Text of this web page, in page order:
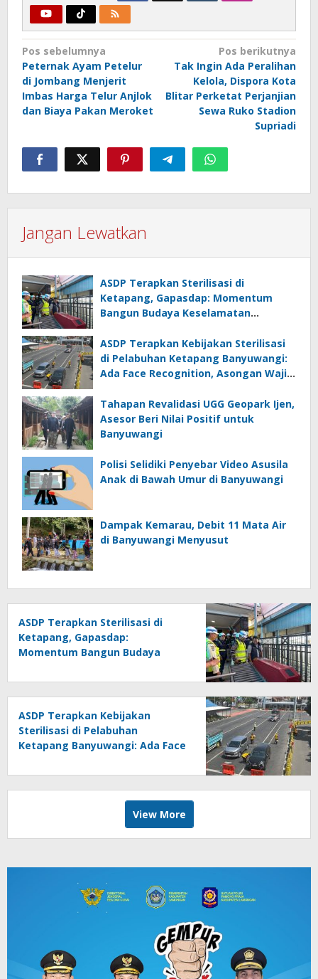
Navigasi
pos
Pos sebelumnya
Peternak Ayam Petelur
di Jombang Menjerit
Imbas Harga Telur Anjlok
dan Biaya Pakan Meroket
Pos berikutnya
Tak Ingin Ada Peralihan
Kelola, Dispora Kota
Blitar Perketat Perjanjian
Sewa Ruko Stadion
Supriadi
Jangan Lewatkan
ASDP Terapkan Sterilisasi di
Ketapang, Gapasdap: Momentum
Bangun Budaya Keselamatan
ASDP Terapkan Kebijakan Sterilisasi
di Pelabuhan Ketapang Banyuwangi:
Ada Face Recognition, Asongan Wajib
Tahapan Revalidasi UGG Geopark Ijen,
Asesor Beri Nilai Positif untuk
Banyuwangi
Polisi Selidiki Penyebar Video Asusila
Anak di Bawah Umur di Banyuwangi
Dampak Kemarau, Debit 11 Mata Air
di Banyuwangi Menyusut
ASDP Terapkan Sterilisasi di
Ketapang, Gapasdap:
Momentum Bangun Budaya
ASDP Terapkan Kebijakan
Sterilisasi di Pelabuhan
Ketapang Banyuwangi: Ada Face
Rompi
View More